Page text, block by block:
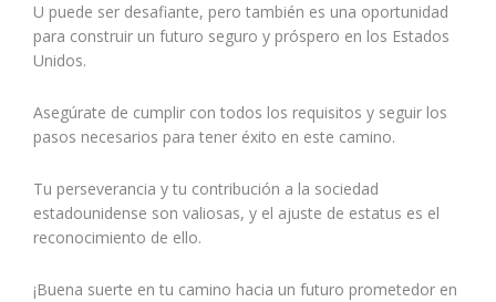
U puede ser desafiante, pero también es una oportunidad
para construir un futuro seguro y próspero en los Estados
Unidos.
Asegúrate de cumplir con todos los requisitos y seguir los
pasos necesarios para tener éxito en este camino.
Tu perseverancia y tu contribución a la sociedad
estadounidense son valiosas, y el ajuste de estatus es el
reconocimiento de ello.
¡Buena suerte en tu camino hacia un futuro prometedor en